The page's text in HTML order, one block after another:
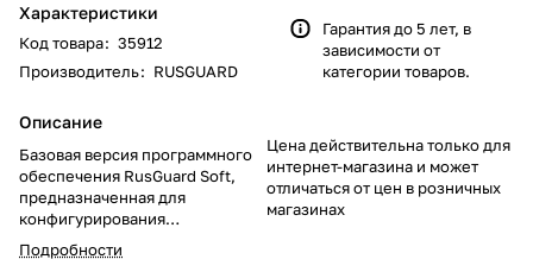
Характеристики
Код товара: 35912
Производитель: RUSGUARD
Описание
Базовая версия программного
обеспечения RusGuard Soft,
предназначенная для
конфигурирования
оборудования СКУД, а также
для управления доступом
Подробности
Гарантия до 5 лет, в
зависимости от
категории товаров.
Цена действительна только для
интернет-магазина и может
отличаться от цен в розничных
магазинах